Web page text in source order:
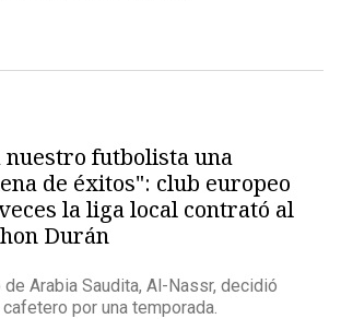
nuestro futbolista una
de éxitos": club europeo
la liga local contrató al
Durán
Arabia Saudita, Al-Nassr, decidió
por una temporada.